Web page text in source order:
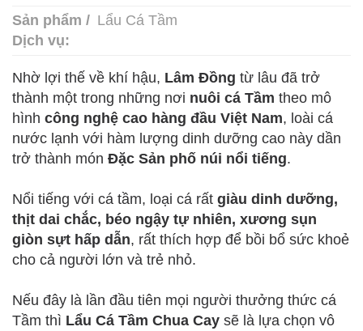
Sản phẩm /
Dịch vụ:
Lẩu Cá Tầm
Nhờ lợi thế về khí hậu, Lâm Đồng từ lâu đã trở
thành một trong những nơi nuôi cá Tầm theo mô
hình công nghệ cao hàng đầu Việt Nam, loài cá
nước lạnh với hàm lượng dinh dưỡng cao này dần
trở thành món Đặc Sản phố núi nổi tiếng.
Nổi tiếng với cá tầm, loại cá rất giàu dinh dưỡng,
thịt dai chắc, béo ngậy tự nhiên, xương sụn
giòn sựt hấp dẫn, rất thích hợp để bồi bổ sức khoẻ
cho cả người lớn và trẻ nhỏ.
Nếu đây là lần đầu tiên mọi người thưởng thức cá
Tầm thì Lẩu Cá Tầm Chua Cay sẽ là lựa chọn vô